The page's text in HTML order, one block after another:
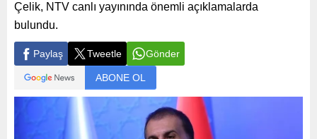
Çelik, NTV canlı yayınında önemli açıklamalarda
bulundu.
Paylaş Tweetle Gönder
ABONE OL